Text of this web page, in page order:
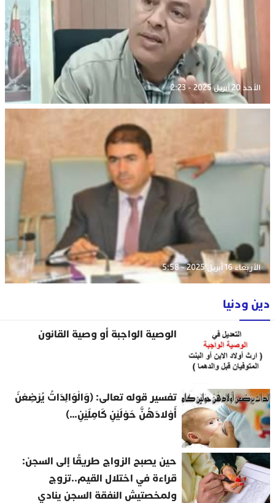
الأحد 20 أبريل 2025 - 2:23
الأربعاء 16 أبريل 2025 - 5:58
دين ودنيا
الوصية الواجبة أو وصية القانون
تفسير قوله تعالى: (وَالْوَالِدَاتُ يُرْضِعْنَ
أَوْلادَهُنَّ حَوْلَيْنِ كَامِلَيْنِ…)
حين يصبح الزواج طريقًا إلى السجن:
قراءة في اختلال القيم..تزوج
ولمخصتيش النفقة السجن ينادي